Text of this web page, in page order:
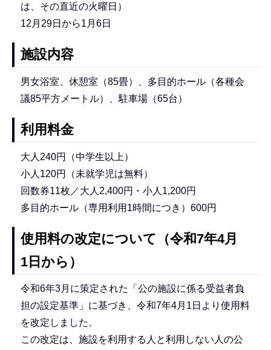
は、その直近の火曜日）
12月29日から1月6日
施設内容
男女浴室、休憩室（85畳）、多目的ホール（各種会
議85平方メートル）、駐車場（65台）
利用料金
大人240円（中学生以上）
小人120円（未就学児は無料）
回数券11枚／大人2,400円・小人1,200円
多目的ホール（専用利用1時間につき）600円
使用料の改定について（令和7年4月
1日から）
令和6年3月に策定された「公の施設に係る受益者負
担の設定基準」に基づき、令和7年4月1日より使用料
を改定しました。
この改定は、施設を利用する人と利用しない人の公